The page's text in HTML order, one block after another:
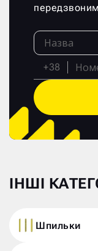
+38
ІНШІ
Шпильки